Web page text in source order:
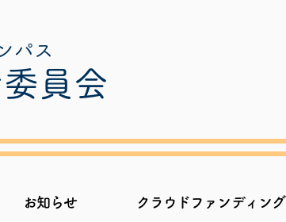
員会
パス
お知らせ クラウドファンディング